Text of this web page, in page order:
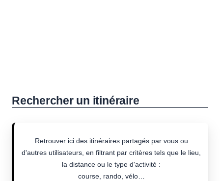
Rechercher un itinéraire
Retrouver ici des itinéraires partagés par vous ou
d'autres utilisateurs, en filtrant par critères tels que le lieu,
la distance ou le type d'activité :
course, rando, vélo…